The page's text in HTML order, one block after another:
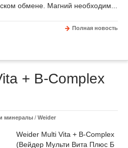
обмене. Магний необходим...
Полная новость
+ B-Complex
минералы / Weider
Weider Multi Vita + B-Complex
(Вейдер Мульти Вита Плюс Б